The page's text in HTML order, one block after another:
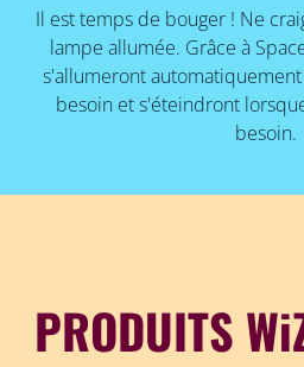
Il est temps de bouger ! Ne
lampe allumée. Grâce à
s'allumeront
besoin et s'éteindront
besoin.
PRODUITS